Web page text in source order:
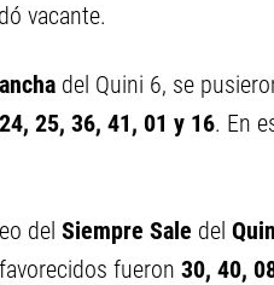
vacante.
del Quini 6, se
24, 25, 36, 41, 01 y 16. En
del Siempre Sale del
fueron 30, 40,